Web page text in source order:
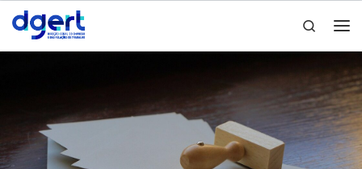
Skip to content
Search